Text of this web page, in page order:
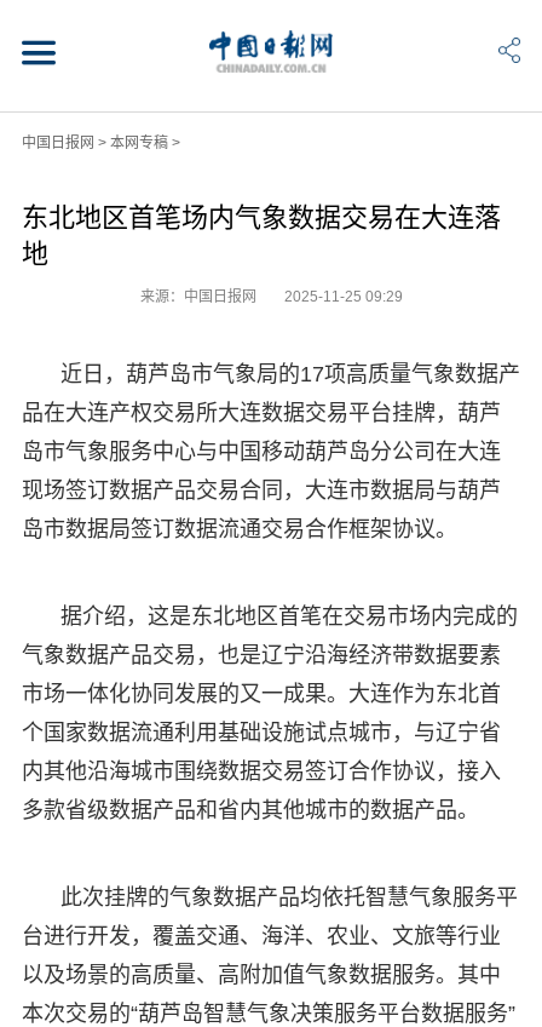
中国日报网 > 本网专稿>
东北地区首笔场内气象数据交易在大连落
地
来源：中国日报网 2025-11-25 09:29
近日，葫芦岛市气象局的17项高质量气象数据产
品在大连产权交易所大连数据交易平台挂牌，葫芦
岛市气象服务中心与中国移动葫芦岛分公司在大连
现场签订数据产品交易合同，大连市数据局与葫芦
岛市数据局签订数据流通交易合作框架协议。
据介绍，这是东北地区首笔在交易市场内完成的
气象数据产品交易，也是辽宁沿海经济带数据要素
市场一体化协同发展的又一成果。大连作为东北首
个国家数据流通利用基础设施试点城市，与辽宁省
内其他沿海城市围绕数据交易签订合作协议，接入
多款省级数据产品和省内其他城市的数据产品。
此次挂牌的气象数据产品均依托智慧气象服务平
台进行开发，覆盖交通、海洋、农业、文旅等行业
以及场景的高质量、高附加值气象数据服务。其中
本次交易的“葫芦岛智慧气象决策服务平台数据服务”